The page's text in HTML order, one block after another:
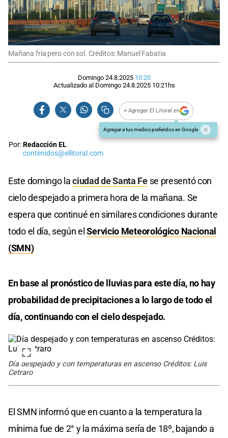
Mañana fría pero con sol. Créditos: Manuel Fabatia
Domingo 24.8.2025 10:20
Actualizado al Domingo 24.8.2025 10:21hs
+ Agregar El Litoral en
Agregar a tus medios preferidos en Google
Por:Redacción EL
contenidos@ellitoral.com
Este domingo laciudad de Santa Fese presentó con
cielo despejado a primera hora de la mañana. Se
espera que continué en similares condiciones durante
todo el día, según elServicio Meteorológico Nacional
(SMN)
En base al pronóstico de lluvias para este día, no hay
probabilidad de precipitaciones a lo largo de todo el
día, continuando con el cielo despejado.
Día despejado y con temperaturas en ascenso Créditos: Luis
Cetraro
El SMN informó que en cuanto a la temperatura la
mínima fue de 2° y la máxima sería de 18º, bajando a